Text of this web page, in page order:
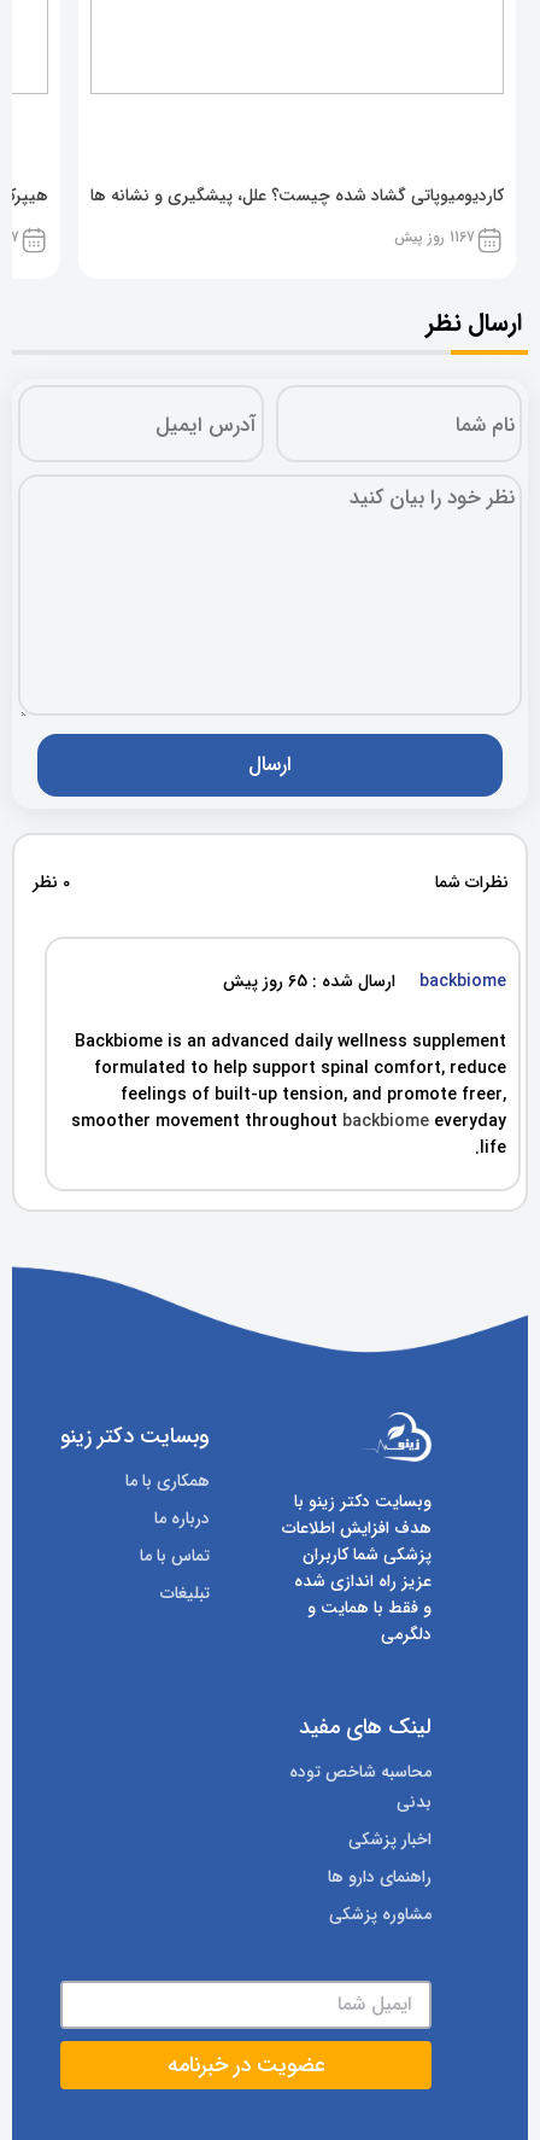
کاردیومیوپاتی گشاد شده چیست؟ علل، پیشگیری و نشانه ها
1167 روز پیش 1167
ارسال نظر
نظرات شما 0 نظر
backbiome ارسال شده : 65 روز پیش
Backbiome is an advanced daily wellness supplement
formulated to help support spinal comfort, reduce
feelings of built-up tension, and promote freer,
smoother movement throughout backbiome everyday
life.
وبسایت دکتر زینو با
هدف افزایش اطلاعات
پزشکی شما کاربران
عزیز راه اندازی شده
و فقط با همایت و
دلگرمی
وبسایت دکتر زینو
همکاری با ما
درباره ما
تماس با ما
تبلیغات
لینک های مفید
محاسبه شاخص توده
بدنی
اخبار پزشکی
راهنمای دارو ها
مشاوره پزشکی